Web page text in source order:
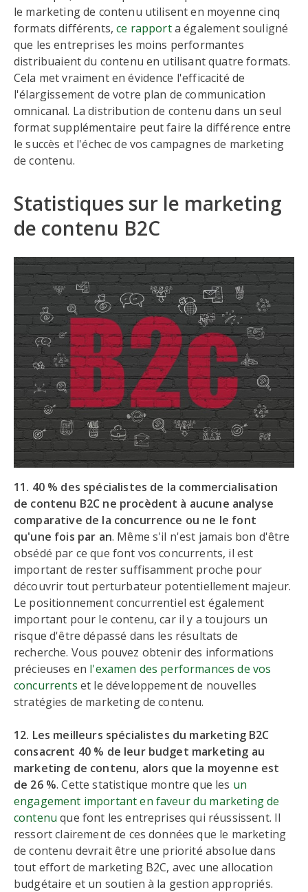
le marketing de contenu utilisent en moyenne cinq
formats différents,ce rapporta également souligné
que les entreprises les moins performantes
distribuaient du contenu en utilisant quatre formats.
Cela met vraiment en évidence l'efficacité de
l'élargissement de votre plan de communication
omnicanal. La distribution de contenu dans un seul
format supplémentaire peut faire la différence entre
le succès et l'échec de vos campagnes de marketing
de contenu.
Statistiques sur le marketing
de contenu B2C
11. 40 % des spécialistes de la commercialisation
de contenu B2C ne procèdent à aucune analyse
comparative de la concurrence ou ne le font
qu'une fois par an. Même s'il n'est jamais bon d'être
obsédé par ce que font vos concurrents, il est
important de rester suffisamment proche pour
découvrir tout perturbateur potentiellement majeur.
Le positionnement concurrentiel est également
important pour le contenu, car il y a toujours un
risque d'être dépassé dans les résultats de
recherche. Vous pouvez obtenir des informations
précieuses en l'examen des performances de vos
concurrents et le développement de nouvelles
stratégies de marketing de contenu.
12. Les meilleurs spécialistes du marketing B2C
consacrent 40 % de leur budget marketing au
marketing de contenu, alors que la moyenne est
de 26 %. Cette statistique montre que les un
engagement important en faveur du marketing de
contenu que font les entreprises qui réussissent. Il
ressort clairement de ces données que le marketing
de contenu devrait être une priorité absolue dans
tout effort de marketing B2C, avec une allocation
budgétaire et un soutien à la gestion appropriés.